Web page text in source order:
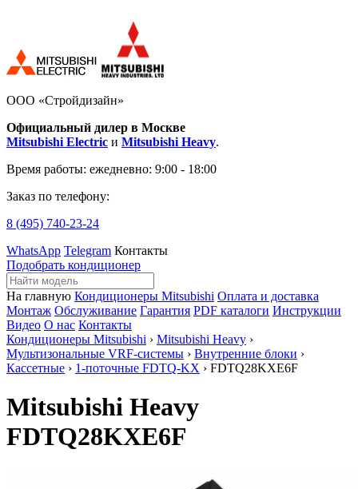
ООО «Стройдизайн»
Официальный дилер в Москве
Mitsubishi Electric и Mitsubishi Heavy.
Время работы: ежедневно: 9:00 - 18:00
Заказ по телефону:
8 (495) 740-23-24
WhatsApp Telegram Контакты
Подобрать кондиционер
На главную Кондиционеры Mitsubishi Оплата и доставка
Монтаж Обслуживание Гарантия PDF каталоги Инструкции
Видео О нас Контакты
Кондиционеры Mitsubishi › Mitsubishi Heavy ›
Мультизональные VRF-системы › Внутренние блоки ›
Кассетные › 1-поточные FDTQ-KX › FDTQ28KXE6F
Mitsubishi Heavy
FDTQ28KXE6F